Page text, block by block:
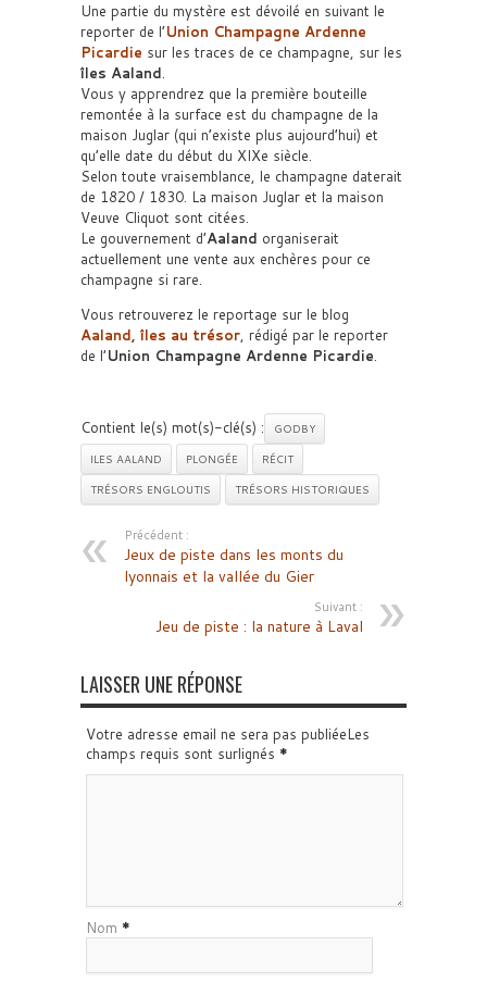
Une partie du mystère est dévoilé en suivant le
reporter de l’Union Champagne Ardenne
Picardie sur les traces de ce champagne, sur les
îles Aaland.
Vous y apprendrez que la première bouteille
remontée à la surface est du champagne de la
maison Juglar (qui n’existe plus aujourd’hui) et
qu’elle date du début du XIXe siècle.
Selon toute vraisemblance, le champagne daterait
de 1820 / 1830. La maison Juglar et la maison
Veuve Cliquot sont citées.
Le gouvernement d’Aaland organiserait
actuellement une vente aux enchères pour ce
champagne si rare.
Vous retrouverez le reportage sur le blog
Aaland, îles au trésor, rédigé par le reporter
de l’Union Champagne Ardenne Picardie.
Contient le(s) mot(s)-clé(s) :
GODBY
ILES AALAND
PLONGÉE
RÉCIT
TRÉSORS ENGLOUTIS
TRÉSORS HISTORIQUES
Précédent :
Jeux de piste dans les monts du
lyonnais et la vallée du Gier
Suivant :
Jeu de piste : la nature à Laval
LAISSER UNE RÉPONSE
Votre adresse email ne sera pas publiéeLes
champs requis sont surlignés *
Nom *